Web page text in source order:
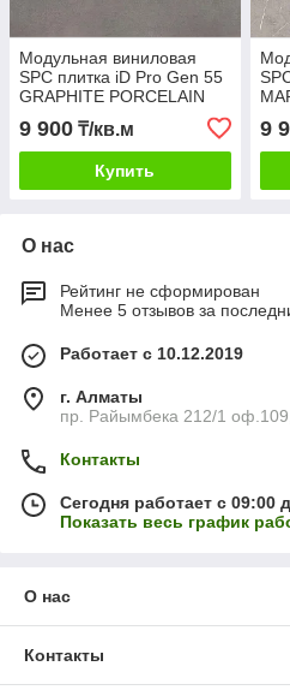
Модульная виниловая
SPC плитка iD Pro Gen 55
GRAPHITE PORCELAIN
9 900 ₸/кв.м
Купить
9
О нас
Рейтинг не сформирован
Менее 5 отзывов за
Работает с 10.12.2019
г. Алматы
пр. Райымбека 212/1
Контакты
Сегодня работает с 09:00
Показать весь график
О нас
Контакты